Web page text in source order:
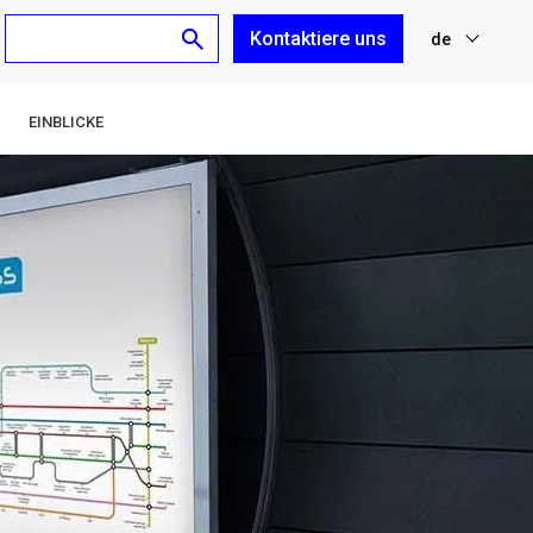
Kontaktiere uns de
EINBLICKE